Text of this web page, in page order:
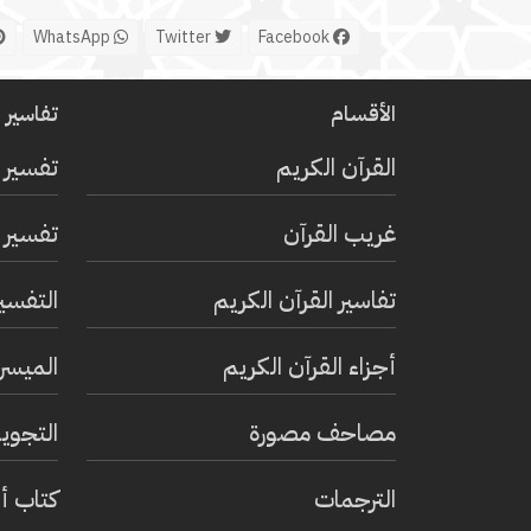
Facebook
Twitter
الأقسام
القرآن الكريم
غريب القرآن
تفاسير القرآن الكريم
أجزاء القرآن الكريم
مصاحف مصورة
الترجمات
تفسير
كتاب